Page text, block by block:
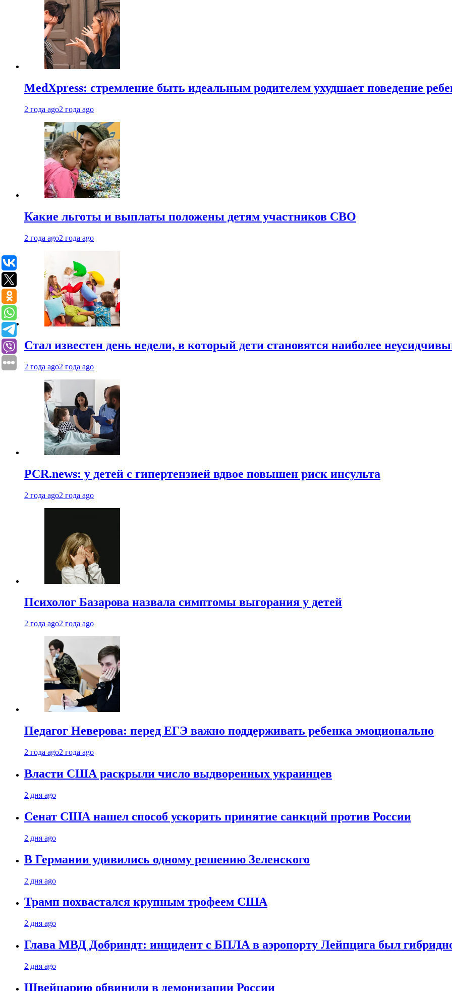
MedXpress: стремление быть идеальным родителем ухудшает поведение
2 года ago2 года ago
Какие льготы и выплаты положены детям участников СВО
2 года ago2 года ago
Стал известен день недели, в который дети становятся наиболее
2 года ago2 года ago
PCR.news: у детей с гипертензией вдвое повышен риск инсульта
2 года ago2 года ago
Психолог Базарова назвала симптомы выгорания у детей
2 года ago2 года ago
Педагог Неверова: перед ЕГЭ важно поддерживать ребенка эмоционально
2 года ago2 года ago
Власти США раскрыли число выдворенных украинцев
2 дня ago
Сенат США нашел способ ускорить принятие санкций против России
2 дня ago
В Германии удивились одному решению Зеленского
2 дня ago
Трамп похвастался крупным трофеем США
2 дня ago
Глава МВД Добриндт: инцидент с БПЛА в аэропорту Лейпцига был
2 дня ago
Швейцарию обвинили в демонизации России